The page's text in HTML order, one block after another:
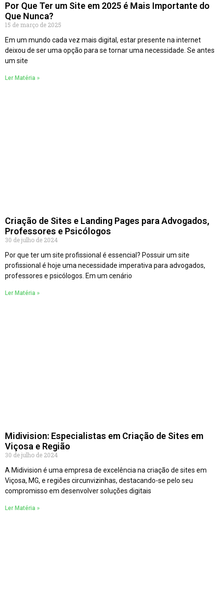
Por Que Ter um Site em 2025 é Mais Importante do
Que Nunca?
15 de março de 2025
Em um mundo cada vez mais digital, estar presente na internet
deixou de ser uma opção para se tornar uma necessidade. Se antes
um site
Ler Matéria »
Criação de Sites e Landing Pages para Advogados,
Professores e Psicólogos
30 de julho de 2024
Por que ter um site profissional é essencial? Possuir um site
profissional é hoje uma necessidade imperativa para advogados,
professores e psicólogos. Em um cenário
Ler Matéria »
Midivision: Especialistas em Criação de Sites em
Viçosa e Região
30 de julho de 2024
A Midivision é uma empresa de excelência na criação de sites em
Viçosa, MG, e regiões circunvizinhas, destacando-se pelo seu
compromisso em desenvolver soluções digitais
Ler Matéria »